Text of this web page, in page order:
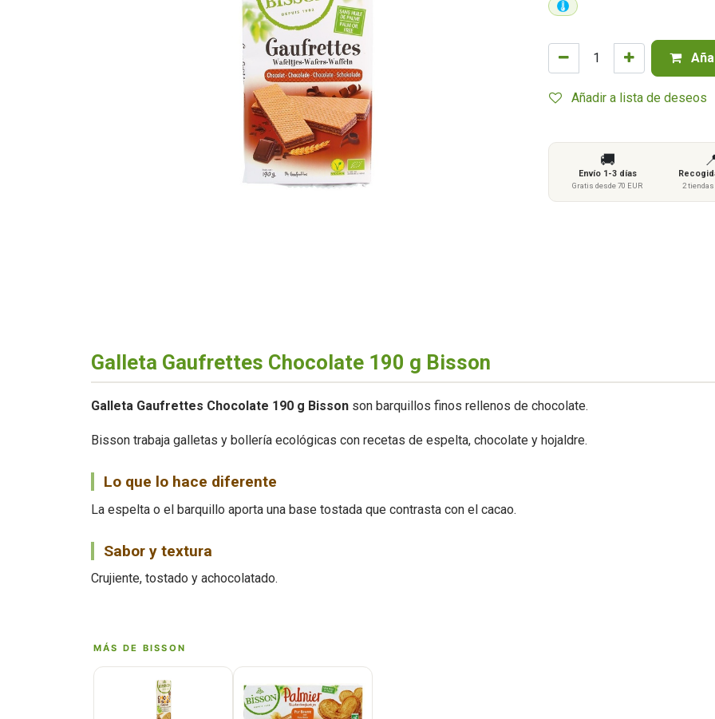
Añadir a lista de deseos
🚚
Envío 1-3 días
Gratis desde 70 EUR 2
Galleta Gaufrettes Chocolate 190 g Bisson
Galleta Gaufrettes Chocolate 190 g Bisson son barquillos finos rellenos de chocolate.
Bisson trabaja galletas y bollería ecológicas con recetas de espelta, chocolate y hojaldre.
Lo que lo hace diferente
La espelta o el barquillo aporta una base tostada que contrasta con el cacao.
Sabor y textura
Crujiente, tostado y achocolatado.
MÁS DE BISSON